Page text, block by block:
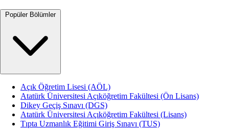
Popüler Bölümler
Açık Öğretim Lisesi (AÖL)
Atatürk Üniversitesi Açıköğretim Fakültesi (Ön Lisans)
Dikey Geçiş Sınavı (DGS)
Atatürk Üniversitesi Açıköğretim Fakültesi (Lisans)
Tıpta Uzmanlık Eğitimi Giriş Sınavı (TUS)